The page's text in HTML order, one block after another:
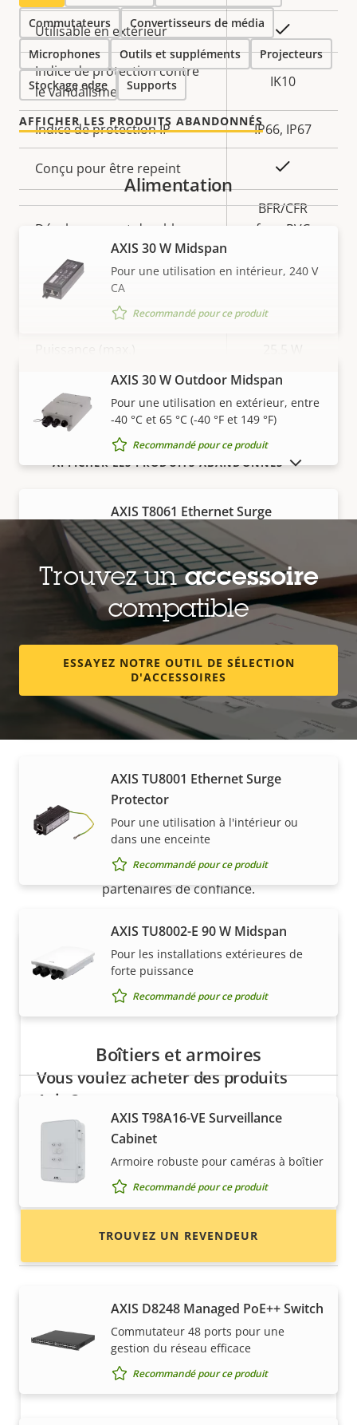
Utilisable en extérieur
Indice de protection contre
le vandalisme
IK10
Indice de protection IP IP66, IP67
Conçu pour être repeint
Développement durable
BFR/CFR
free, PVC
Alimentation
propriété
Puissance (moyenne) 13.3 W
Tension d'entrée CC 10-28 V
Commutateurs Convertisseurs de média
Microphones Outils et suppléments Projecteurs
Stockage edge Supports
AFFICHER LES PRODUITS ABANDONNÉS
VOIR PLUS
Alimentation
AXIS 30 W Midspan
Pour une utilisation en intérieur, 240 V
CA
Recommandé pour ce produit
AXIS 30 W Outdoor Midspan
Pour une utilisation en extérieur, entre
-40 °C et 65 °C (-40 °F et 149 °F)
Recommandé pour ce produit
AXIS T8061 Ethernet Surge
Protector
Protège les périphériques extérieurs
contre les surtensions
Recommandé pour ce produit
AXIS T8154 60 W SFP Midspan
Recommandé pour ce produit
AXIS TU8001 Ethernet Surge
Protector
Pour une utilisation à l'intérieur ou
dans une enceinte
Recommandé pour ce produit
AXIS TU8002-E 90 W Midspan
Pour les installations extérieures de
forte puissance
Recommandé pour ce produit
Boîtiers et armoires
AXIS T98A16-VE Surveillance
Cabinet
Armoire robuste pour caméras à boîtier
Recommandé pour ce produit
Commutateurs
AXIS D8248 Managed PoE++ Switch
Commutateur 48 ports pour une
gestion du réseau efficace
Recommandé pour ce produit
AFFICHER LES PRODUITS ABANDONNÉS
Trouvez unaccessoire
compatible
ESSAYEZ NOTRE OUTIL DE SÉLECTION
D'ACCESSOIRES
Acheter
Les solutions Axis et les produits individuels sont
vendus et installés de manière experte par nos
partenaires de confiance.
Vous voulez acheter des produits
Axis ?
Trouvez des revendeurs, des intégrateurs
système et des installateurs de produits et de
TROUVEZ UN REVENDEUR